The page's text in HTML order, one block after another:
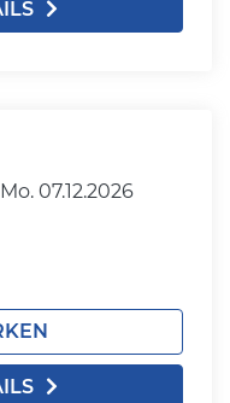
Mo. 07.12.2026